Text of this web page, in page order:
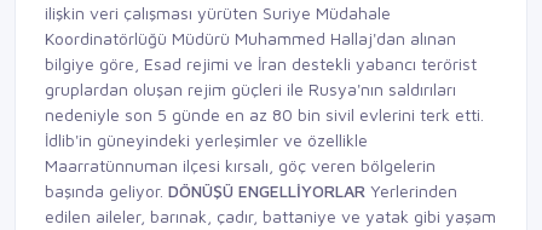
ilişkin veri çalışması yürüten Suriye Müdahale
Koordinatörlüğü Müdürü Muhammed Hallaj'dan alınan
bilgiye göre, Esad rejimi ve İran destekli yabancı terörist
gruplardan oluşan rejim güçleri ile Rusya'nın saldırıları
nedeniyle son 5 günde en az 80 bin sivil evlerini terk etti.
İdlib'in güneyindeki yerleşimler ve özellikle
Maarratünnuman ilçesi kırsalı, göç veren bölgelerin
başında geliyor. DÖNÜŞÜ ENGELLİYORLAR Yerlerinden
edilen aileler, barınak, çadır, battaniye ve yatak gibi yaşam